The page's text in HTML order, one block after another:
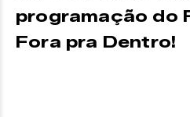
programação do
Fora pra Dentro!